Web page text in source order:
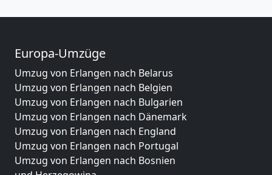
Europa-Umzüge
Umzug von Erlangen nach Belarus
Umzug von Erlangen nach Belgien
Umzug von Erlangen nach Bulgarien
Umzug von Erlangen nach Dänemark
Umzug von Erlangen nach England
Umzug von Erlangen nach Portugal
Umzug von Erlangen nach Bosnien